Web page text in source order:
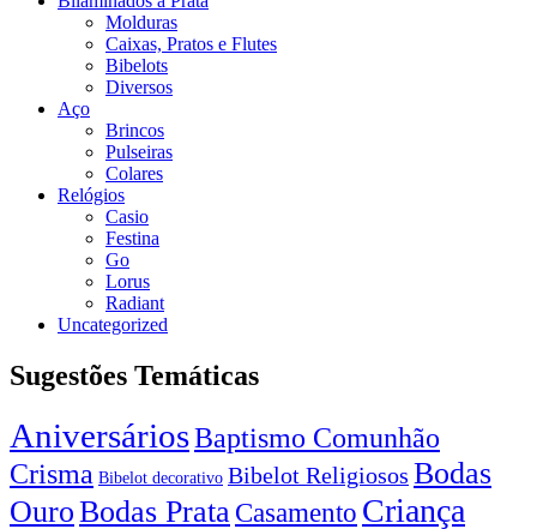
Molduras
Caixas, Pratos e Flutes
Bibelots
Diversos
Aço
Brincos
Pulseiras
Colares
Relógios
Casio
Festina
Go
Lorus
Radiant
Uncategorized
Sugestões Temáticas
AniversáriosBaptismo Comunhão
Crisma Bibelot decorativo Bibelot Religiosos Bodas
OuroBodas Prata Casamento Criança